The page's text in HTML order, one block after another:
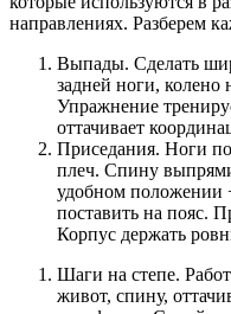
направлениях. Разберем
Выпады. Сделать
задней ноги, колено
Упражнение
оттачивает
Приседания. Ноги
плеч. Спину
удобном положении
поставить на пояс.
Корпус держать
Шаги на степе.
живот, спину,